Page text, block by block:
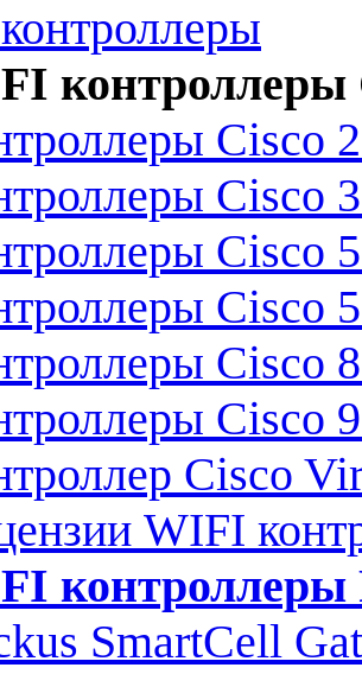
контроллеры
Cisco
Cisco
Cisco
Cisco
Cisco
Cisco
Cisco
WIFI
контроллеры
SmartCell